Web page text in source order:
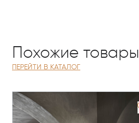
Похожие товары
ПЕРЕЙТИ В КАТАЛОГ